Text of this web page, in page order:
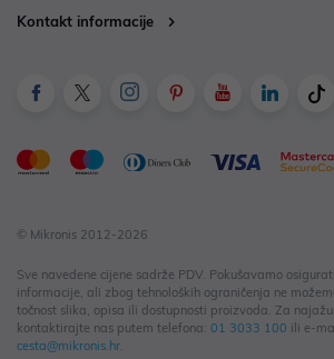
Kontakt informacije
© Mikronis 2012-2026
Sve navedene cijene sadrže PDV. Pokušavamo
informacije, ali zbog tehnoloških ograničenja ne
točnost slika, opisa ili dostupnosti proizvoda. Za
kontaktirajte nas putem telefona: 01 3033 100 ili e-
cesta@mikronis.hr